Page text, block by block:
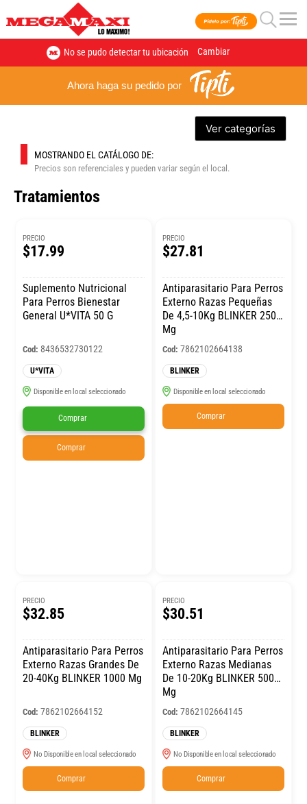
No se pudo detectar tu ubicación Cambiar
Ahora haga su pedido por
Ver categorías
MOSTRANDO EL CATÁLOGO DE:
Precios son referenciales y pueden variar según el local.
Tratamientos
PRECIO
$17.99
Suplemento Nutricional
Para Perros Bienestar
General U*VITA 50 G
Cod: 8436532730122
U*VITA
Disponible en local seleccionado
Comprar
Comprar
PRECIO
$27.81
Antiparasitario Para Perros
Externo Razas Pequeñas
De 4,5-10Kg BLINKER 250
Mg
Cod: 7862102664138
BLINKER
Disponible en local seleccionado
Comprar
PRECIO
$32.85
Antiparasitario Para Perros
Externo Razas Grandes De
20-40Kg BLINKER 1000 Mg
Cod: 7862102664152
BLINKER
No Disponible en local seleccionado
Comprar
PRECIO
$30.51
Antiparasitario Para Perros
Externo Razas Medianas
De 10-20Kg BLINKER 500
Mg
Cod: 7862102664145
BLINKER
No Disponible en local seleccionado
Comprar